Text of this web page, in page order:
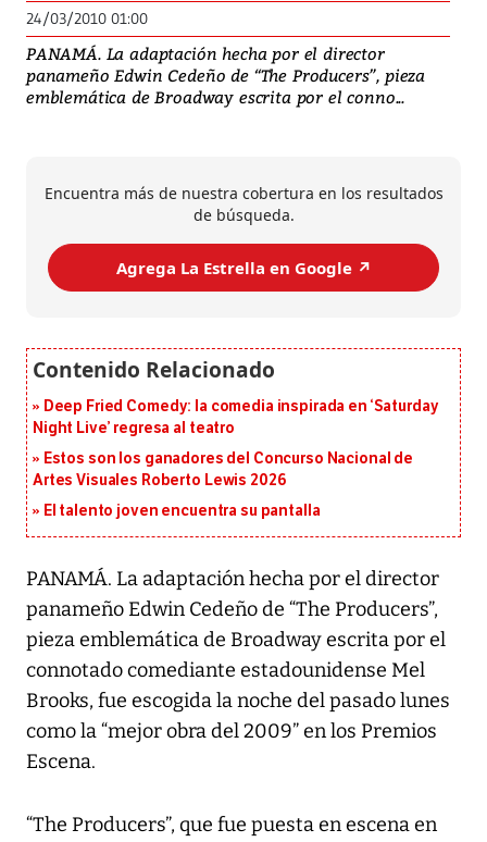
24/03/2010 01:00
PANAMÁ. La adaptación hecha por el director
panameño Edwin Cedeño de “The Producers”, pieza
emblemática de Broadway escrita por el conno...
Encuentra más de nuestra cobertura en los resultados
de búsqueda.
Agrega La Estrella en Google ↗️
Deep Fried Comedy: la comedia inspirada en ‘Saturday
Night Live’ regresa al teatro
Estos son los ganadores del Concurso Nacional de
Artes Visuales Roberto Lewis 2026
El talento joven encuentra su pantalla​
PANAMÁ. La adaptación hecha por el director
panameño Edwin Cedeño de “The Producers”,
pieza emblemática de Broadway escrita por el
connotado comediante estadounidense Mel
Brooks, fue escogida la noche del pasado lunes
como la “mejor obra del 2009” en los Premios
Escena.
“The Producers”, que fue puesta en escena en